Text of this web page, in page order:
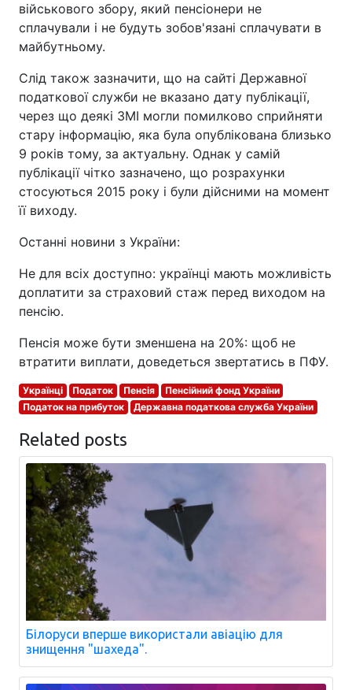
військового збору, який пенсіонери не
сплачували і не будуть зобов'язані сплачувати в
майбутньому.
Слід також зазначити, що на сайті Державної
податкової служби не вказано дату публікації,
через що деякі ЗМІ могли помилково сприйняти
стару інформацію, яка була опублікована близько
9 років тому, за актуальну. Однак у самій
публікації чітко зазначено, що розрахунки
стосуються 2015 року і були дійсними на момент
її виходу.
Останні новини з України:
Не для всіх доступно: українці мають можливість
доплатити за страховий стаж перед виходом на
пенсію.
Пенсія може бути зменшена на 20%: щоб не
втратити виплати, доведеться звертатись в ПФУ.
Українці Податок Пенсія
Пенсійний фонд України
Податок на прибуток
Державна податкова служба України
Related posts
Білоруси вперше використали авіацію для
знищення "шахеда".